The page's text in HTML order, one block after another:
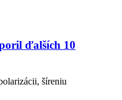
ďalších 10
šíreniu